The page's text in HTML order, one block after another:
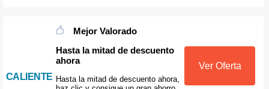
CALIENTE
Mejor Valorado
Hasta la mitad de descuento
ahora
Hasta la mitad de descuento ahora,
Ver Oferta